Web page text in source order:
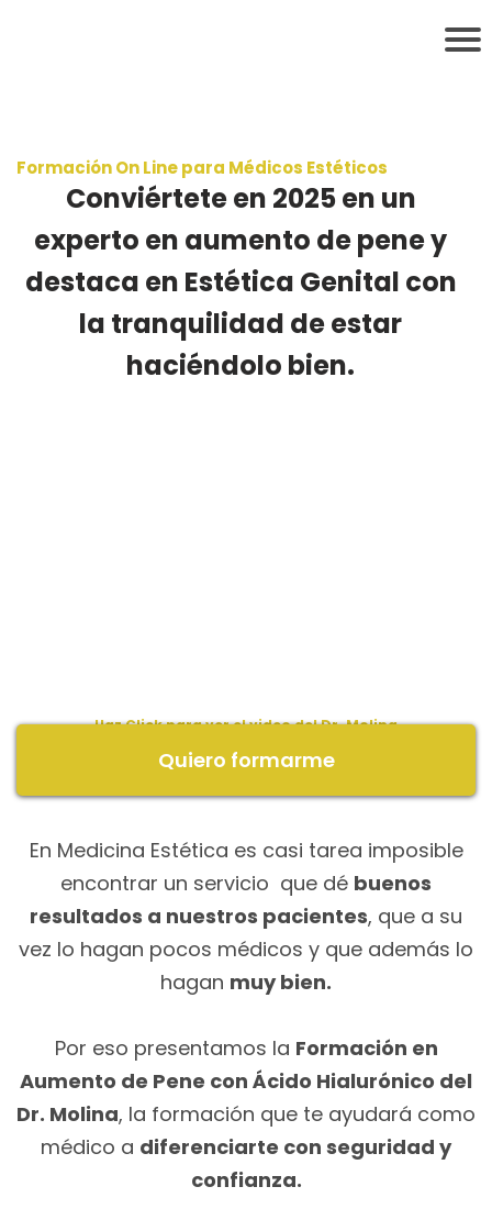
Formación On Line para Médicos Estéticos
Conviértete en 2025 en un
experto en aumento de pene y
destaca en Estética Genital con
la tranquilidad de estar
haciéndolo bien.
HazClickpara ver el video del Dr. Molina
Quiero formarme
En Medicina Estética es casi tarea imposible
encontrar un servicio que dé buenos
resultados a nuestros pacientes, que a su
vez lo hagan pocos médicos y que además lo
hagan muy bien.
Por eso presentamos la Formación en
Aumento de Pene con Ácido Hialurónico del
Dr. Molina, la formación que te ayudará como
médico a diferenciarte con seguridad y
confianza.